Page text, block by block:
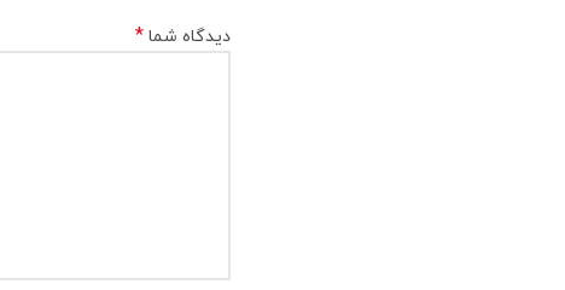
دیدگاه شما *